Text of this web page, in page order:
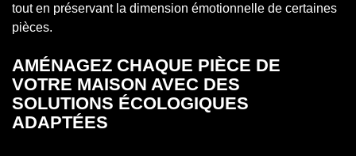
tout en préservant la dimension émotionnelle de certaines
pièces.
AMÉNAGEZ CHAQUE PIÈCE DE
VOTRE MAISON AVEC DES
SOLUTIONS ÉCOLOGIQUES
ADAPTÉES